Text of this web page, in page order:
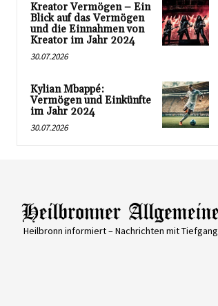
Kreator Vermögen – Ein
Blick auf das Vermögen
und die Einnahmen von
Kreator im Jahr 2024
30.07.2026
Kylian Mbappé:
Vermögen und Einkünfte
im Jahr 2024
30.07.2026
Heilbronn informiert – Nachrichten mit Tiefgang